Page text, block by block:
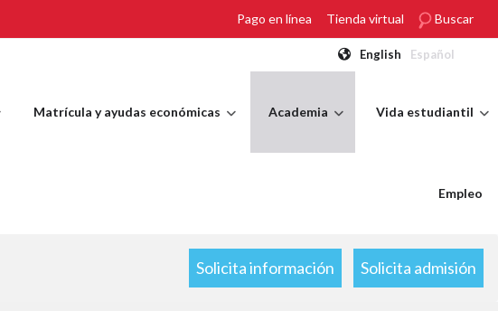
Pago en línea Tienda virtual Buscar
English Español
Matrícula y ayudas económicas Academia Vida estudiantil
Empleo
Solicita información Solicita admisión